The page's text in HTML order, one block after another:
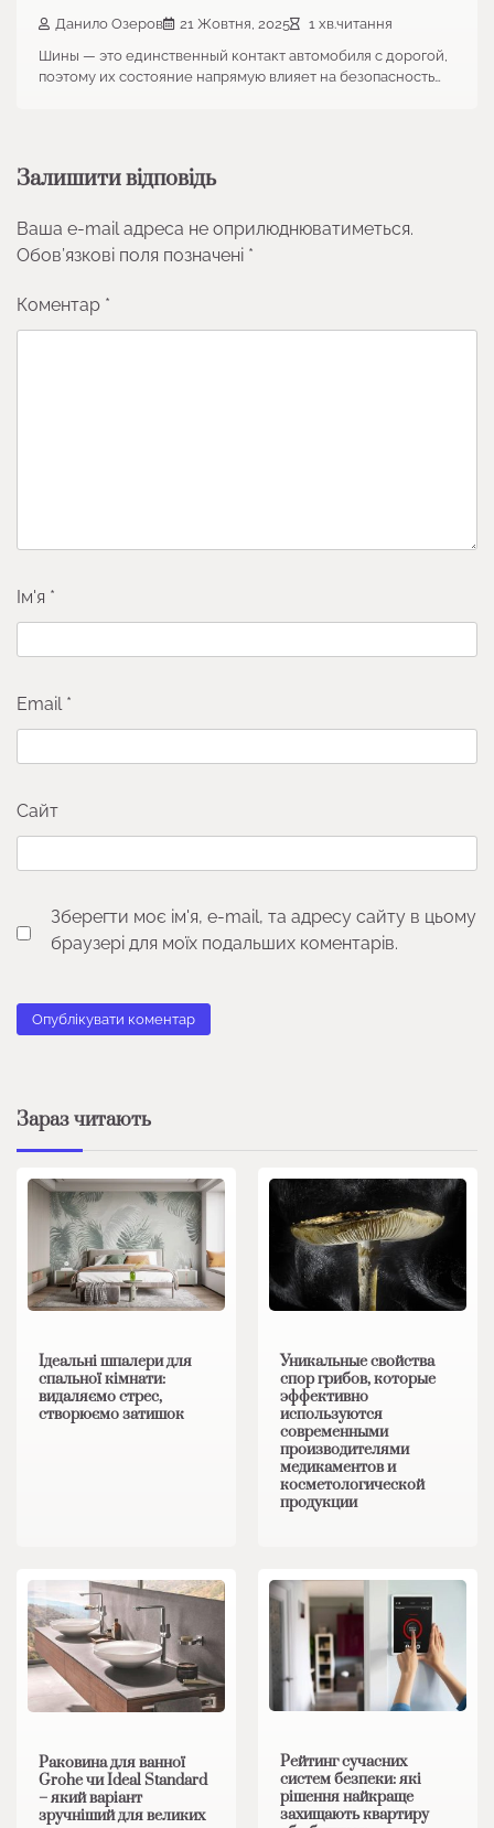
Данило Озеров 21 Жовтня, 2025
1 хв.читання
Шины — это единственный контакт автомобиля с дорогой,
поэтому их состояние напрямую влияет на безопасность…
Залишити відповідь
Ваша e-mail адреса не оприлюднюватиметься.
Обов’язкові поля позначені *
Коментар *
Ім'я *
Email *
Сайт
Зберегти моє ім'я, e-mail, та адресу сайту в цьому
браузері для моїх подальших коментарів.
Зараз читають
Ідеальні шпалери для
спальної кімнати:
видаляємо стрес,
створюємо затишок
Уникальные свойства
спор грибов, которые
эффективно
используются
современными
производителями
медикаментов и
косметологической
продукции
Раковина для ванної
Grohe чи Ideal Standard
– який варіант
зручніший для великих
Рейтинг сучасних
систем безпеки: які
рішення найкраще
захищають квартиру